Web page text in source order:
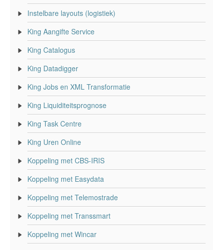
Instelbare layouts (logistiek)
King Aangifte Service
King Catalogus
King Datadigger
King Jobs en XML Transformatie
King Liquiditeitsprognose
King Task Centre
King Uren Online
Koppeling met CBS-IRIS
Koppeling met Easydata
Koppeling met Telemostrade
Koppeling met Transsmart
Koppeling met Wincar